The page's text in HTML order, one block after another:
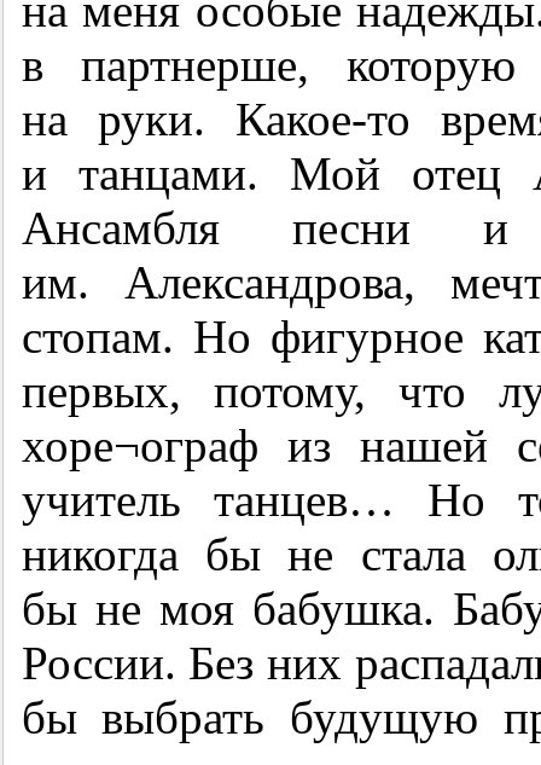
в партнерше,
на руки. Какое-то
и танцами. Мой отец
Ансамбля песни и
им. Александрова,
стопам. Но фигурное
первых, потому, что
хоре¬ограф из нашей
учитель танцев… Но
никогда бы не стала
бы не моя бабушка.
России. Без них
бы выбрать будущую